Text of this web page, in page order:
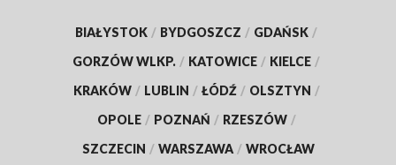
BIAŁYSTOK / BYDGOSZCZ / GDAŃSK /
GORZÓW WLKP. / KATOWICE / KIELCE /
KRAKÓW / LUBLIN / ŁÓDŹ / OLSZTYN /
OPOLE / POZNAŃ / RZESZÓW /
SZCZECIN / WARSZAWA / WROCŁAW